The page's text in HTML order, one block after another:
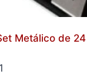
Metálico de